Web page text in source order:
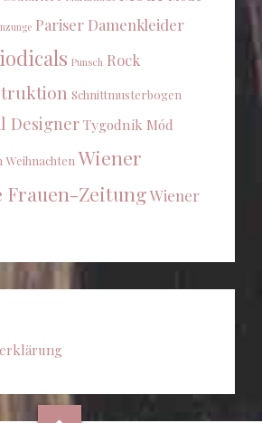
Pariser Damenkleider
Punsch Rock
Schnittmusterbogen
Designer Tygodnik Mód
Weihnachten Wiener
ZeitungWiener